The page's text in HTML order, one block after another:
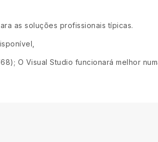
as soluções profissionais típicas.
O Visual Studio funcionará melhor